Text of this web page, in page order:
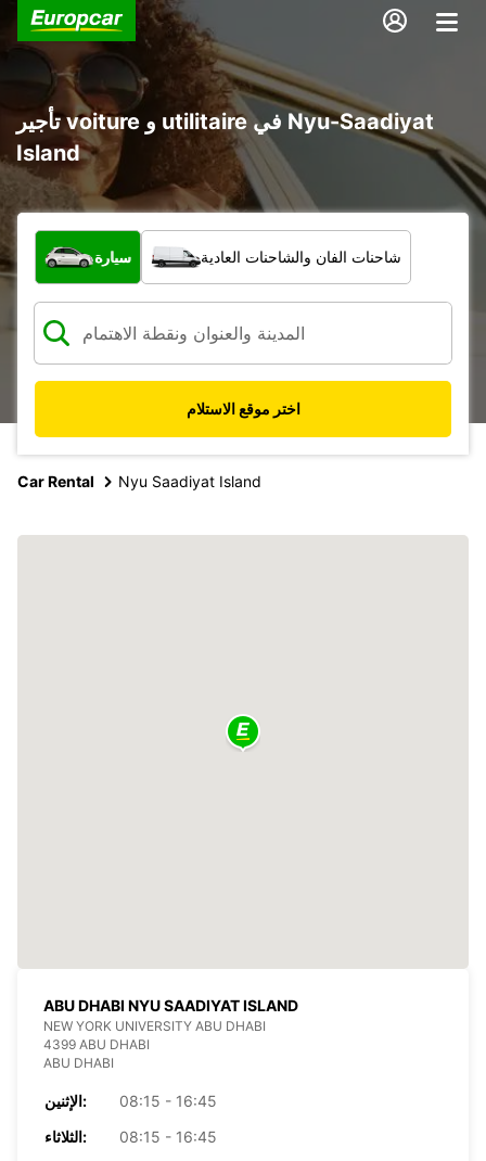
تأجير voiture و utilitaire في Nyu-Saadiyat
Island
ما نوع المركبة؟
سيارة شاحنات الفان والشاحنات العادية
اختر موقع الاستلام
Car Rental Nyu Saadiyat Island
ABU DHABI NYU SAADIYAT ISLAND
NEW YORK UNIVERSITY ABU DHABI
4399 ABU DHABI
ABU DHABI
الإثنين:
08:15 - 16:45
الثلاثاء:
08:15 - 16:45